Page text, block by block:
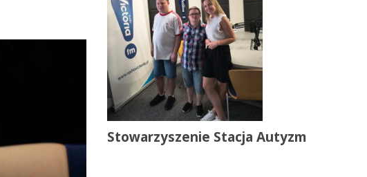
Stowarzyszenie Stacja Autyzm